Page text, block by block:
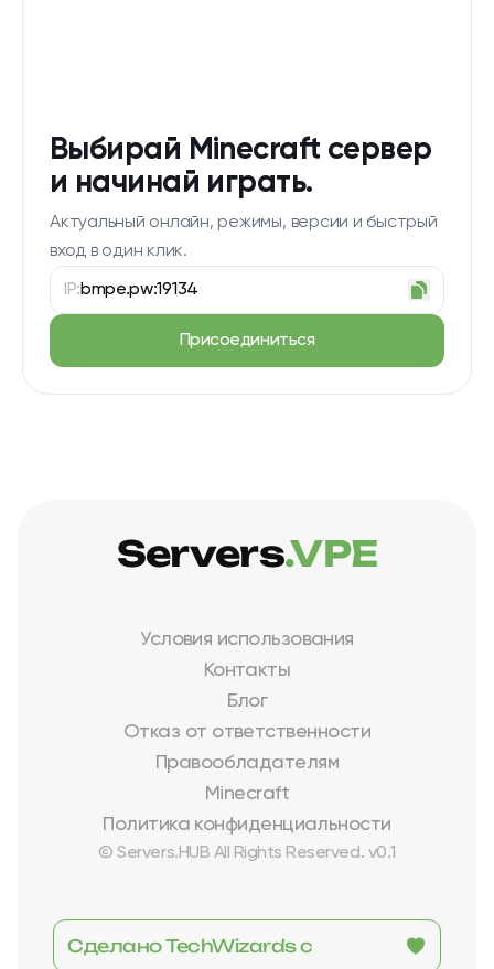
Выбирай Minecraft сервер
и начинай играть.
Актуальный онлайн, режимы, версии и быстрый
вход в один клик.
IP:bmpe.pw:19134
Присоединиться
Условия использования
Контакты
Блог
Отказ от ответственности
Правообладателям
Minecraft
Политика конфиденциальности
© Servers.HUB All Rights Reserved. v0.1
Servers.VPE
Сделано TechWizards с